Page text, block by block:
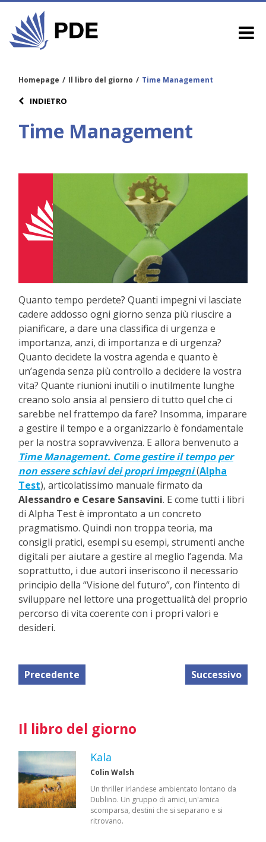
Homepage / Il libro del giorno / Time Management
INDIETRO
Time Management
Quanto tempo perdete? Quanti impegni vi lasciate
cadere addosso ogni giorno senza più riuscire a
pianificare, a dare una classifica di urgenza e
importanza, anzi, di importanza e di urgenza?
Quanto decidete la vostra agenda e quanto è
un’agenda senza più controllo a decidere la vostra
vita? Quante riunioni inutili o inutilmente lunghe
creano solo ansia al pensiero di tutto quel che ci
sarebbe nel frattempo da fare? Insomma, imparare
a gestire il tempo e a organizzarlo è fondamentale
per la nostra sopravvivenza. E allora benvenuto a
Time Management. Come gestire il tempo per
non essere schiavi dei propri impegni(Alpha
Test), articolatissimo manuale firmato da
Alessandro e Cesare Sansavini. E come tutti i libri
di Alpha Test è improntato a un concreto
pragmatismo. Quindi non troppa teoria, ma
consigli pratici, esempi su esempi, strumenti anche
digitali per aiutare a gestire al meglio l’agenda. Ma
soprattutto, i due autori inseriscono il necessario
principio della “Visione del futuro”, con l’intento di
sviluppare nel lettore una progettualità del proprio
percorso di vita coerente con i propri valori e
desideri.
Precedente Successivo
Il libro del giorno
Kala
Colin Walsh
Un thriller irlandese ambientato lontano da
Dublino. Un gruppo di amici, un'amica
scomparsa, destini che si separano e si
ritrovano.